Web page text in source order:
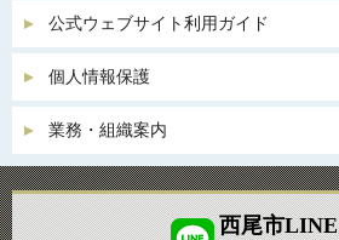
公式ウェブサイト利用ガイド
個人情報保護
業務・組織案内
西尾市LINE